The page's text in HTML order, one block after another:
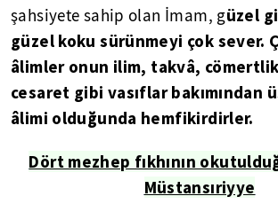
şahsiyete sahip olan İmam, güzel
güzel koku sürünmeyi çok sever.
âlimler onun ilim, takvâ,
cesaret gibi vasıflar bakımından
âlimi olduğunda hemfikirdirler.
Dört mezhep fıkhının
Müstansıriyye